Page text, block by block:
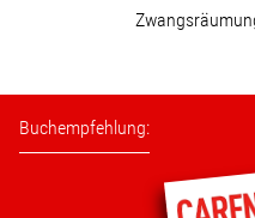
Buchempfehlung: